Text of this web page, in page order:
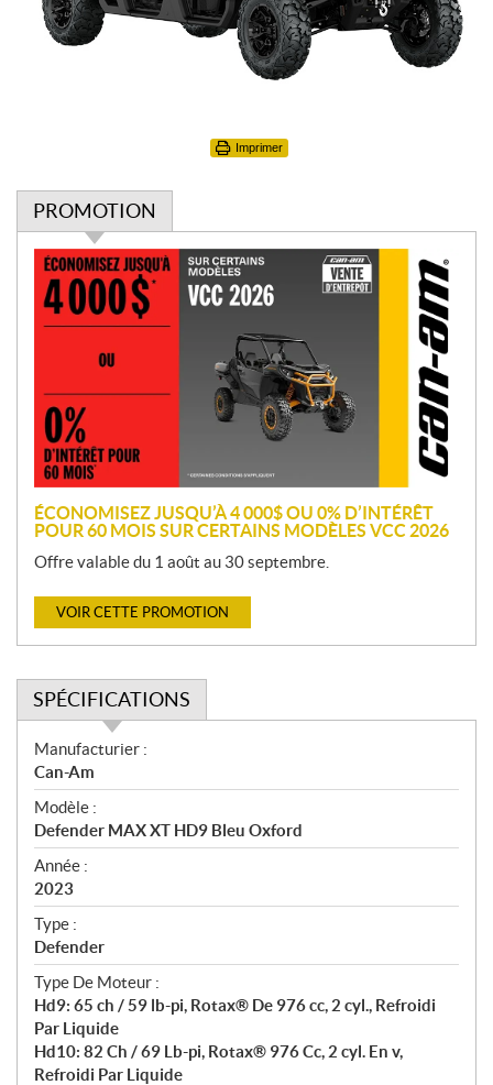
Imprimer
PROMOTION
P
o
m
o
n
ÉCONOMISEZ JUSQU’À 4 000$ OU 0% D’INTÉRÊT
POUR 60 MOIS SUR CERTAINS MODÈLES VCC 2026
Offre valable du 1 août au 30 septembre.
VOIR CETTE PROMOTION
SPÉCIFICATIONS
S
p
é
c
i
f
i
c
a
t
i
o
n
s
Manufacturier :
Can-Am
Modèle :
Defender MAX XT HD9 Bleu Oxford
Année :
2023
Type :
Defender
Type De Moteur :
Hd9: 65 ch / 59 lb-pi, Rotax® De 976 cc, 2 cyl., Refroidi
Par Liquide
Hd10: 82 Ch / 69 Lb-pi, Rotax® 976 Cc, 2 cyl. En v,
Refroidi Par Liquide